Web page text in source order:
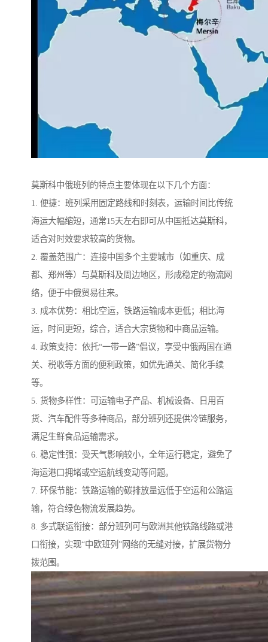
莫斯科中俄班列的特点主要体现在以下几个方面：
1. 便捷：班列采用固定路线和时刻表，运输时间比传统
海运大幅缩短，通常15天左右即可从中国抵达莫斯科，
适合对时效要求较高的货物。
2. 覆盖范围广：连接中国多个主要城市（如重庆、成
都、郑州等）与莫斯科及周边地区，形成稳定的物流网
络，便于中俄贸易往来。
3. 成本优势：相比空运，铁路运输成本更低；相比海
运，时间更短，综合，适合大宗货物和中商品运输。
4. 政策支持：依托“一带一路”倡议，享受中俄两国在通
关、税收等方面的便利政策，如优先通关、简化手续
等。
5. 货物多样性：可运输电子产品、机械设备、日用百
货、汽车配件等多种商品，部分班列还提供冷链服务，
满足生鲜食品运输需求。
6. 稳定性强：受天气影响较小，全年运行稳定，避免了
海运港口拥堵或空运航线变动等问题。
7. 环保节能：铁路运输的碳排放量远低于空运和公路运
输，符合绿色物流发展趋势。
8. 多式联运衔接：部分班列可与欧洲其他铁路线路或港
口衔接，实现“中欧班列”网络的无缝对接，扩展货物分
拨范围。